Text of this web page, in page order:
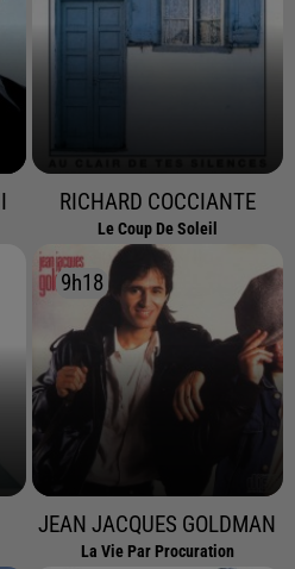
RICHARD COCCIANTE
Le Coup De Soleil
9h18
9h18
JEAN JACQUES GOLDMAN
La Vie Par Procuration